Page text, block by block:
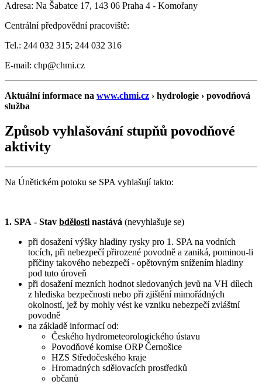
Adresa: Na Šabatce 17, 143 06 Praha 4 - Komořany
Centrální předpovědní pracoviště:
Tel.: 244 032 315; 244 032 316
E-mail: chp@chmi.cz
Aktuální informace na www.chmi.cz › hydrologie › povodňová
služba
Způsob vyhlašování stupňů povodňové
aktivity
Na Únětickém potoku se SPA vyhlašují takto:
1. SPA - Stav bdělosti nastává (nevyhlašuje se)
při dosažení výšky hladiny rysky pro 1. SPA na vodních
tocích, při nebezpečí přirozené povodně a zaniká, pominou-li
příčiny takového nebezpečí - opětovným snížením hladiny
pod tuto úroveň
při dosažení mezních hodnot sledovaných jevů na VH dílech
z hlediska bezpečnosti nebo při zjištění mimořádných
okolností, jež by mohly vést ke vzniku nebezpečí zvláštní
povodně
na základě informací od:
Českého hydrometeorologického ústavu
Povodňové komise ORP Černošice
HZS Středočeského kraje
Hromadných sdělovacích prostředků
občanů